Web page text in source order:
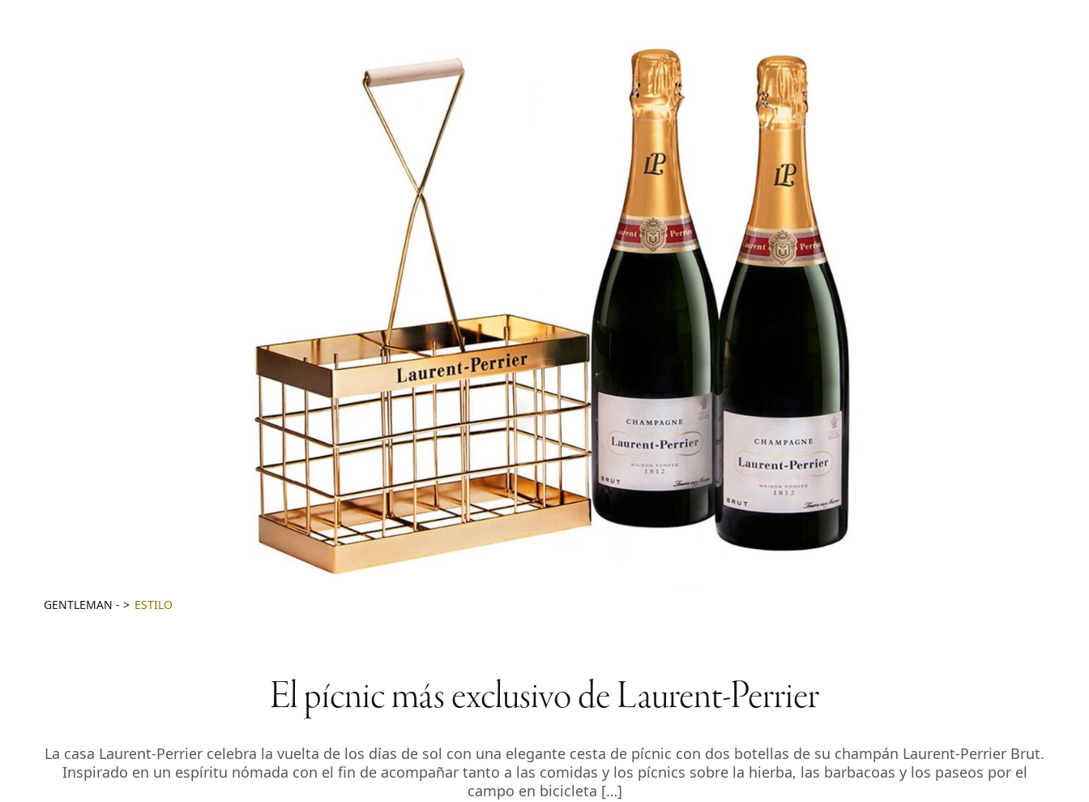
GENTLEMAN - ESTILO
El pícnic más exclusivo de Laurent-Perrier
La casa Laurent-Perrier celebra la vuelta de los días de sol con una elegante cesta de pícnic con dos botellas de su champán Laurent-Perrier Brut.
Inspirado en un espíritu nómada con el fin de acompañar tanto a las comidas y los pícnics sobre la hierba, las barbacoas y los paseos por el
campo en bicicleta […]